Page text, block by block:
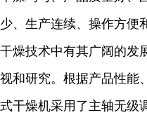
少、生产连续、操作方便
干燥技术中有其广阔的发
视和研究。根据产品性能
式干燥机采用了主轴无级